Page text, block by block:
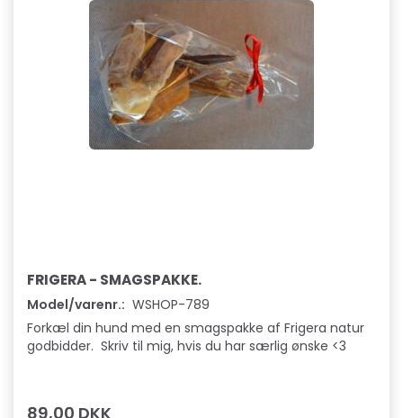
FRIGERA - SMAGSPAKKE.
Model/varenr.: WSHOP-789
Forkæl din hund med en smagspakke af Frigera natur
godbidder. Skriv til mig, hvis du har særlig ønske <3
89,00 DKK